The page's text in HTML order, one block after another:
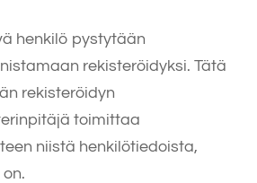
henkilö pystytään
rekisteröidyksi. Tätä
rekisteröidyn
toimittaa
niistä henkilötiedoista,